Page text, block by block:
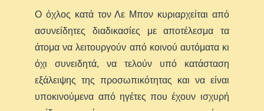
Ο όχλος κατά τον Λε Μπον κυριαρχείται από
ασυνείδητες διαδικασίες με αποτέλεσμα τα
άτομα να λειτουργούν από κοινού αυτόματα κι
όχι συνειδητά, να τελούν υπό κατάσταση
εξάλειψης της προσωπικότητας και να είναι
υποκινούμενα από ηγέτες που έχουν ισχυρή